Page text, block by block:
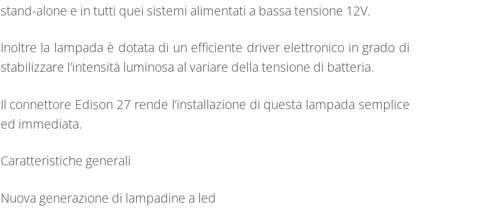
stand-alone e in tutti quei sistemi alimentati a bassa tensione 12V.
Inoltre la lampada è dotata di un efficiente driver elettronico in grado di
stabilizzare l’intensità luminosa al variare della tensione di batteria.
Il connettore Edison 27 rende l’installazione di questa lampada semplice
ed immediata.
Caratteristiche generali
Nuova generazione di lampadine a led